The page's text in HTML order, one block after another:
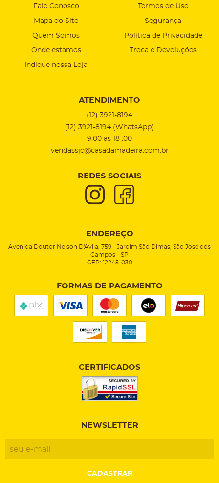
Fale Conosco
Mapa do Site
Quem Somos
Onde estamos
Indique nossa Loja
Termos de Uso
Segurança
Política de Privacidade
Troca e Devoluções
ATENDIMENTO
(12) 3921-8194
(12) 3921-8194 (WhatsApp)
9:00 as 18 :00
vendassjc@casadamadeira.com.br
REDES SOCIAIS
ENDEREÇO
Avenida Doutor Nelson D'Avila, 759 - Jardim São Dimas, São José dos
Campos - SP
CEP: 12245-030
FORMAS DE PAGAMENTO
CERTIFICADOS
NEWSLETTER
CADASTRAR